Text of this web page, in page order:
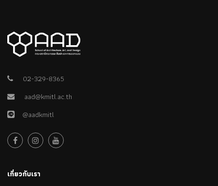
02-329-8365
aad@kmitl.ac.th
@aadkmitl
เกี่ยวกับเรา